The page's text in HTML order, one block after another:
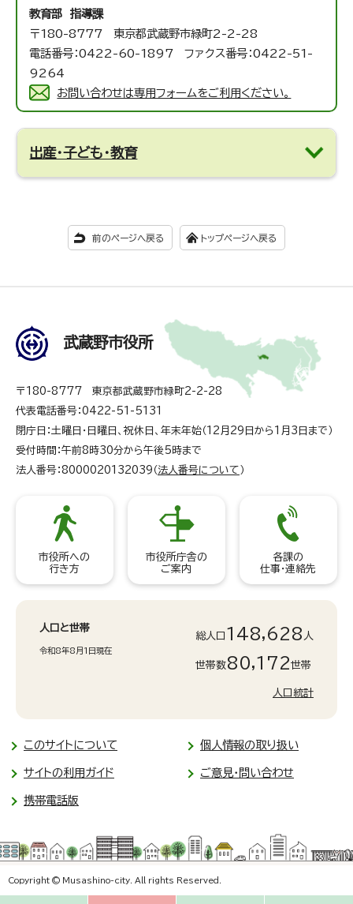
教育部 指導課
〒180-8777 東京都武蔵野市緑町2-2-28
電話番号：0422-60-1897 ファクス番号：0422-51-
9264
お問い合わせは専用フォームをご利用ください。
出産・子ども・教育
前のページへ戻る トップページへ戻る
武蔵野市役所
〒180-8777 東京都武蔵野市緑町2-2-28
代表電話番号：0422-51-5131
閉庁日：土曜日・日曜日、祝休日、年末年始（12月29日から1月3日まで）
受付時間：午前8時30分から午後5時まで
法人番号：8000020132039（ 法人番号について ）
市役所への
行き方
市役所庁舎の
ご案内
各課の
仕事・連絡先
人口と世帯
令和8年8月1日現在
総人口 148,628 人
世帯数80,172世帯
人口統計
このサイトについて 個人情報の取り扱い
サイトの利用ガイド ご意見・問い合わせ
携帯電話版
Copyright © Musashino-city. All rights Reserved.